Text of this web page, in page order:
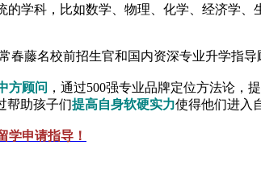
学科，比如数学、物理、化学、经济学
藤名校前招生官和国内资深专业升学指导
方顾问 ，通过500强专业品牌定位方法论，
帮助孩子们提高自身软硬实力使得他们进入
学申请指导！